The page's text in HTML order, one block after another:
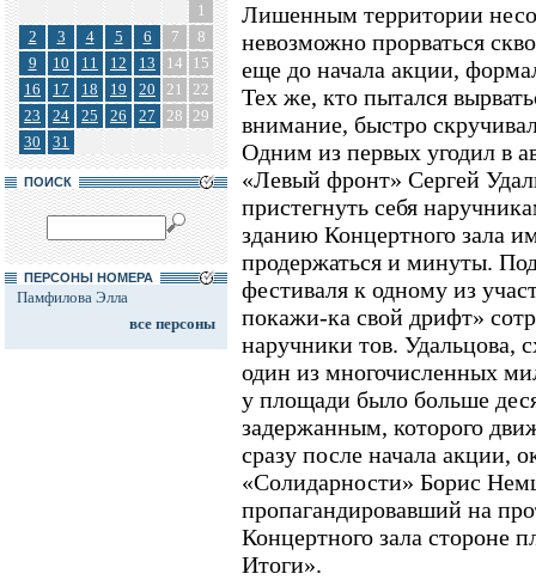
1
2
3 4 5 6 7
8
9
10 11 12 13 14
15
16
17 18 19 20 21
22
23
24 25 26 27 28 29
30
31
ПОИСК
ПЕРСОНЫ НОМЕРА
Памфилова Элла
все персоны
Лишенным территории
невозможно прорваться
еще до начала акции,
Тех же, кто пытался
внимание, быстро
Одним из первых угодил в
«Левый фронт» Сергей
пристегнуть себя
зданию Концертного зала
продержаться и минуты.
фестиваля к одному из
покажи-ка свой дрифт»
наручники тов. Удальцова,
один из многочисленных
у площади было больше
задержанным, которого
сразу после начала акции,
«Солидарности» Борис
пропагандировавший на
Концертного зала стороне
Итоги».